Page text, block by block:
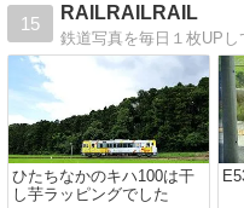
15
RAILRAILRAIL
鉄道写真を毎日１枚UPし
ひたちなかのキハ100は干
し芋ラッピングでした